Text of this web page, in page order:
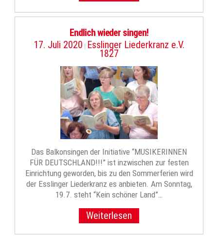
Endlich wieder singen!
17. Juli 2020 | Esslinger Liederkranz e.V.
1827
Das Balkonsingen der Initiative “MUSIKERINNEN
FÜR DEUTSCHLAND!!!” ist inzwischen zur festen
Einrichtung geworden, bis zu den Sommerferien wird
der Esslinger Liederkranz es anbieten. Am Sonntag,
19.7. steht “Kein schöner Land”…
Weiterlesen